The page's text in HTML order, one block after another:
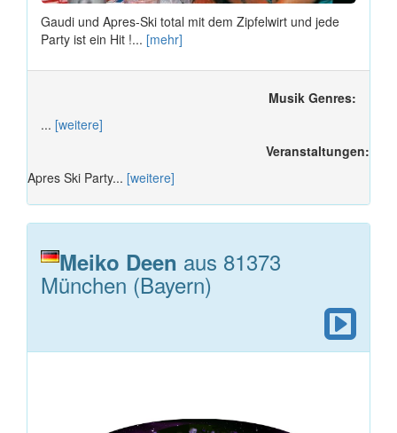
Gaudi und Apres-Ski total mit dem Zipfelwirt und jede
Party ist ein Hit !... [mehr]
Musik Genres:
... [weitere]
Veranstaltungen:
Apres Ski Party... [weitere]
Meiko Deen aus 81373
München (Bayern)